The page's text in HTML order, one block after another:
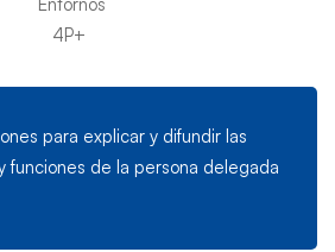
para explicar y difundir las
funciones de la persona delegada